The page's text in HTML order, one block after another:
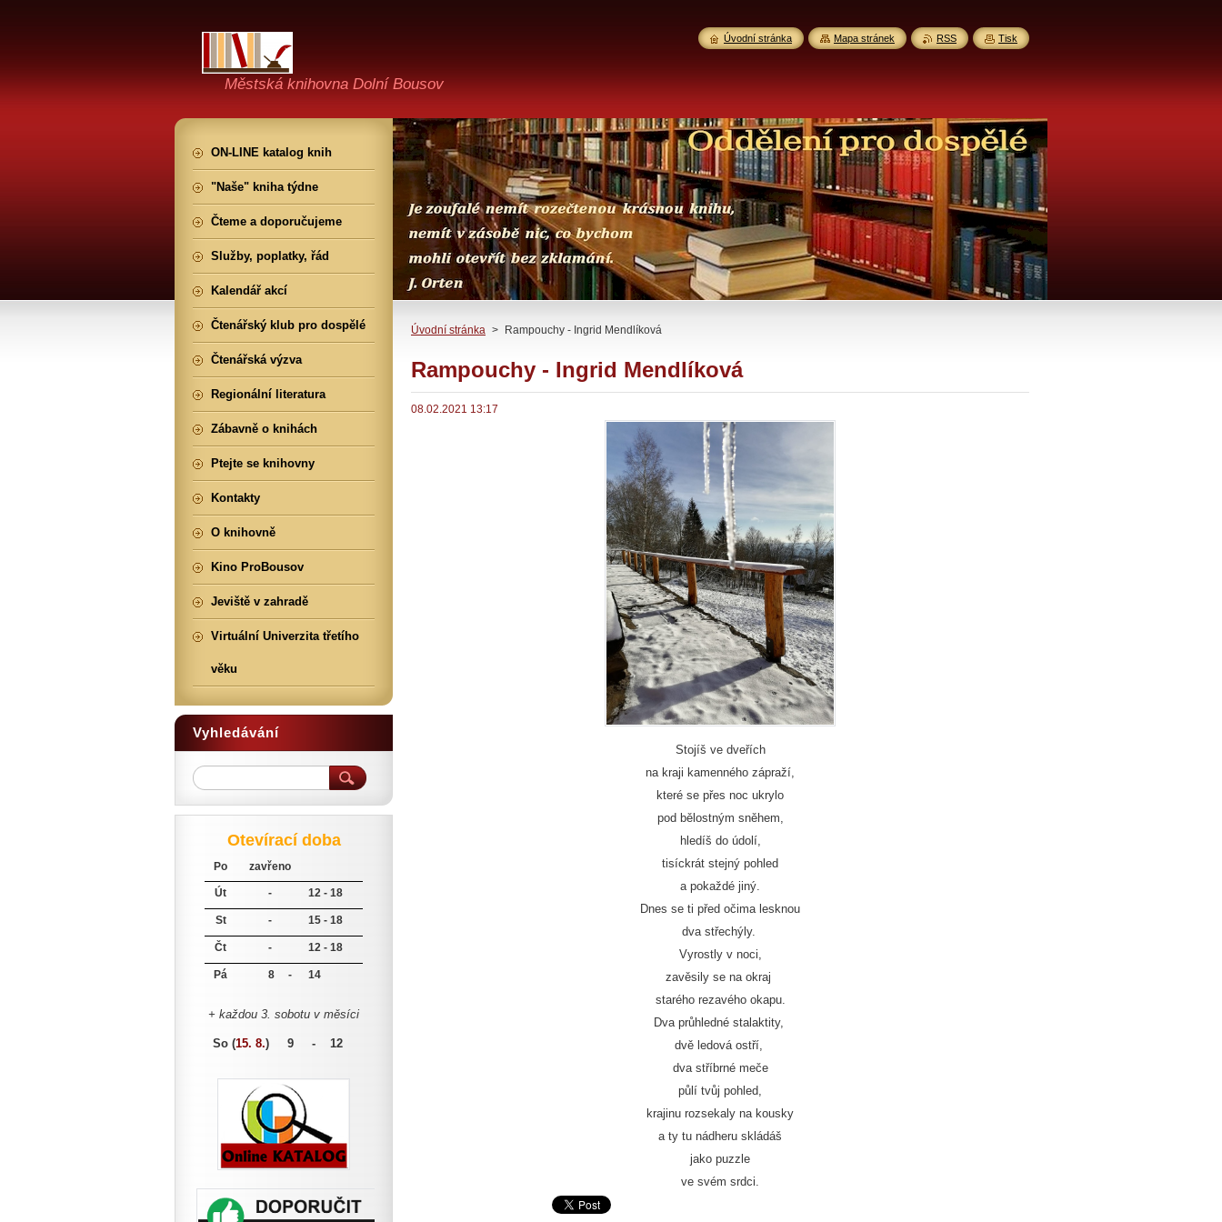
Městská knihovna Dolní Bousov
Úvodní stránka > Rampouchy - Ingrid Mendlíková
Rampouchy - Ingrid Mendlíková
08.02.2021 13:17
Stojíš ve dveřích
na kraji kamenného zápraží,
které se přes noc ukrylo
pod bělostným sněhem,
hledíš do údolí,
tisíckrát stejný pohled
a pokaždé jiný.
Dnes se ti před očima lesknou
dva střechýly.
Vyrostly v noci,
zavěsily se na okraj
starého rezavého okapu.
Dva průhledné stalaktity,
dvě ledová ostří,
dva stříbrné meče
půlí tvůj pohled,
krajinu rozsekaly na kousky
a ty tu nádheru skládáš
jako puzzle
ve svém srdci.
ON-LINE katalog knih
"Naše" kniha týdne
Čteme a doporučujeme
Služby, poplatky, řád
Kalendář akcí
Čtenářský klub pro dospělé
Čtenářská výzva
Regionální literatura
Zábavně o knihách
Ptejte se knihovny
Kontakty
O knihovně
Kino ProBousov
Jeviště v zahradě
Virtuální Univerzita třetího
věku
Vyhledávání
Otevírací doba
Po zavřeno
Út - 12 - 18
St - 15 - 18
Čt - 12 - 18
Pá 8 - 14
+ každou 3. sobotu v měsíci
So (15. 8.) 9 - 12
Úvodní stránka Mapa stránek RSS Tisk